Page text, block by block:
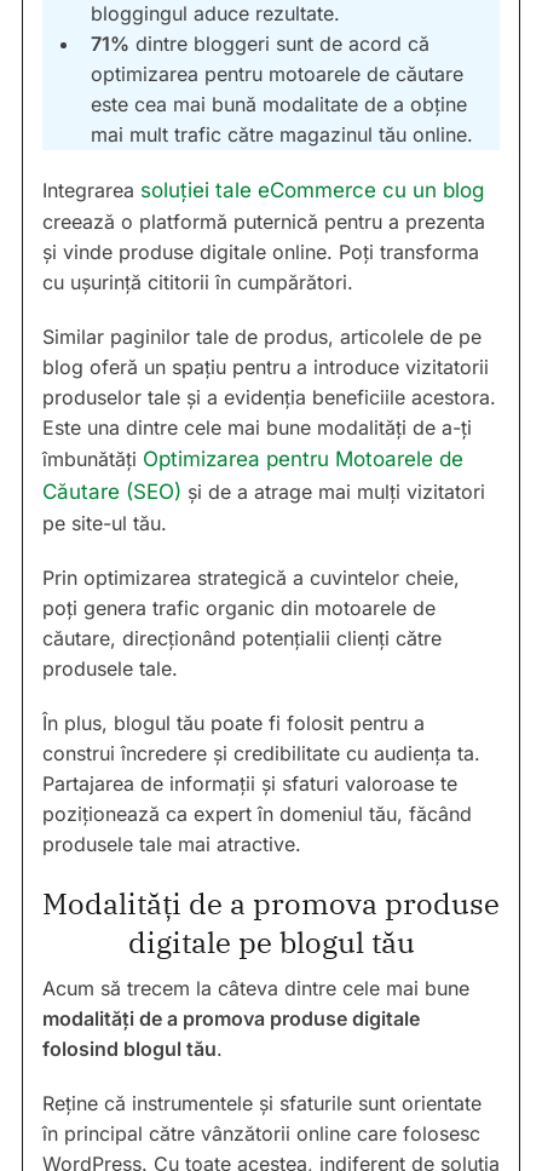
bloggingul aduce rezultate.
71% dintre bloggeri sunt de acord că
optimizarea pentru motoarele de căutare
este cea mai bună modalitate de a obține
mai mult trafic către magazinul tău online.
Integrarea soluției tale eCommerce cu un blog
creează o platformă puternică pentru a prezenta
și vinde produse digitale online. Poți transforma
cu ușurință cititorii în cumpărători.
Similar paginilor tale de produs, articolele de pe
blog oferă un spațiu pentru a introduce vizitatorii
produselor tale și a evidenția beneficiile acestora.
Este una dintre cele mai bune modalități de a-ți
îmbunătăți Optimizarea pentru Motoarele de
Căutare (SEO) și de a atrage mai mulți vizitatori
pe site-ul tău.
Prin optimizarea strategică a cuvintelor cheie,
poți genera trafic organic din motoarele de
căutare, direcționând potențialii clienți către
produsele tale.
În plus, blogul tău poate fi folosit pentru a
construi încredere și credibilitate cu audiența ta.
Partajarea de informații și sfaturi valoroase te
poziționează ca expert în domeniul tău, făcând
produsele tale mai atractive.
Modalități de a promova produse
digitale pe blogul tău
Acum să trecem la câteva dintre cele mai bune
modalități de a promova produse digitale
folosind blogul tău.
Reține că instrumentele și sfaturile sunt orientate
în principal către vânzătorii online care folosesc
WordPress. Cu toate acestea, indiferent de soluția